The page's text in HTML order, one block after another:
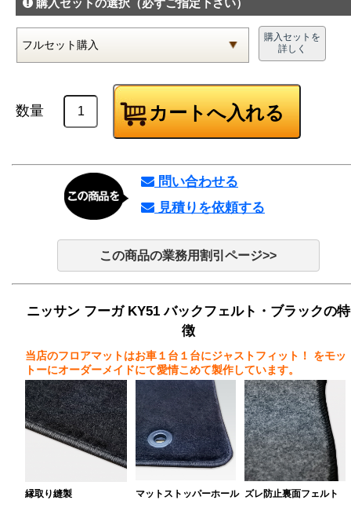
購入セットの選択 （必ずご指定下さい）
購入セットを
詳しく
数量
問い合わせる
見積りを依頼する
この商品の業務用割引ページ>>
ニッサン フーガ KY51 バックフェルト・ブラックの特
徴
当店のフロアマットはお車１台１台にジャストフィット！
をモッ
トーにオーダーメイドにて愛情こめて製作しています。
縁取り縫製 マットストッパーホール ズレ防止裏面フェルト